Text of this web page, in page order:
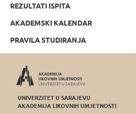
REZULTATI ISPITA
AKADEMSKI KALENDAR
PRAVILA STUDIRANJA
UNIVERZITET U SARAJEVU
AKADEMIJA LIKOVNIH UMJETNOSTI